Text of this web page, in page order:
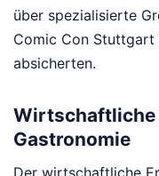
über spezialisierte
Comic Con
absicherten.
Wirtschaftliche
Gastronomie
Der wirtschaftliche